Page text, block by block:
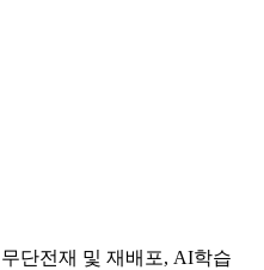
단전재 및 재배포, AI학습